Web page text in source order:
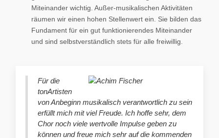
Miteinander wichtig. Außer-musikalischen Aktivitäten
räumen wir einen hohen Stellenwert ein. Sie bilden das
Fundament für ein gut funktionierendes Miteinander
und sind selbstverständlich stets für alle freiwillig.
Für die
tonArtisten
von Anbeginn musikalisch verantwortlich zu sein
erfüllt mich mit viel Freude. Ich hoffe sehr, dem
Chor noch viele wertvolle Impulse geben zu
können und freue mich sehr auf die kommenden